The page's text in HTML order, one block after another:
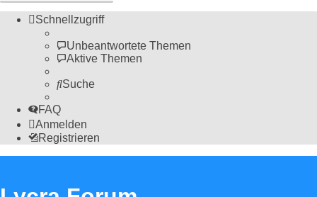
Schnellzugriff
Unbeantwortete Themen
Aktive Themen
Suche
FAQ
Anmelden
Registrieren